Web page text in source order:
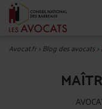
Avocat.fr>Blog des avocats>